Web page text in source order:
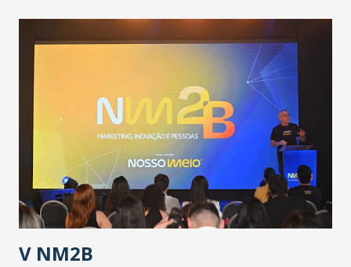
população suspeita e de cuidados com os ambientes
públicos e domiciliares. “Nós não estamos vivendo uma
epidemia comum, como temos em todos os anos, com
aumento de casos de dengue, influenza ou H1N1. Trata-se
de uma epidemia com um vírus diferente, com um poder de
contaminação maior que outros coronavírus”, apontou o
secretário. Segundo ele, é uma epidemia com chance de
contaminação alta, podendo gerar um grande risco à
população e ao sistema de saúde. “Precisamos saber fazer a
estratificação do risco da doença, para não so...
V NM2B